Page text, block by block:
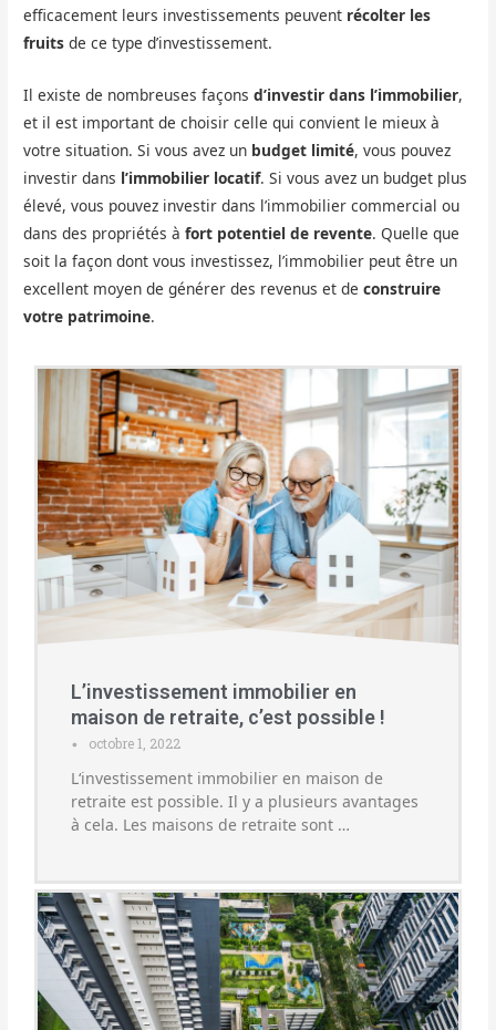
efficacement leurs investissements peuvent récolter les
fruits de ce type d’investissement.
Il existe de nombreuses façonsd’investir dans l’immobilier,
et il est important de choisir celle qui convient le mieux à
votre situation. Si vous avez un budget limité, vous pouvez
investir dans l’immobilier locatif. Si vous avez un budget plus
élevé, vous pouvez investir dans l’immobilier commercial ou
dans des propriétés àfort potentiel de revente. Quelle que
soit la façon dont vous investissez, l’immobilier peut être un
excellent moyen de générer des revenus et deconstruire
votre patrimoine.
L’investissement immobilier en
maison de retraite, c’est possible !
• octobre 1, 2022
L‘investissement immobilier en maison de
retraite est possible. Il y a plusieurs avantages
à cela. Les maisons de retraite sont …